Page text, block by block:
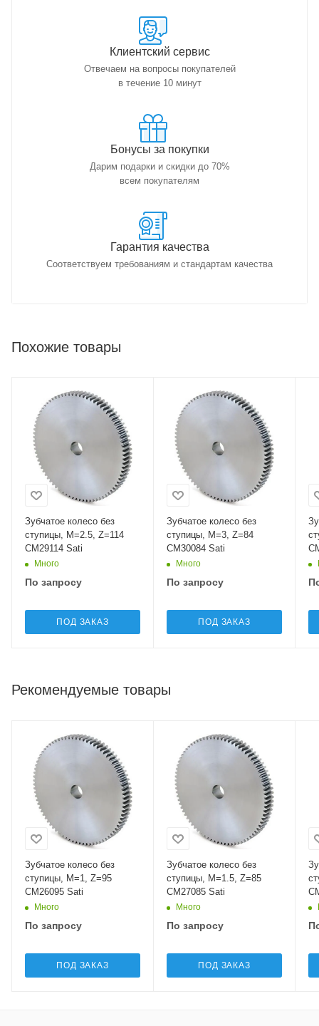
Клиентский сервис
Отвечаем на вопросы покупателей
в течение 10 минут
Бонусы за покупки
Дарим подарки и скидки до 70%
всем покупателям
Гарантия качества
Соответствуем требованиям и стандартам качества
Похожие товары
Зубчатое колесо без
ступицы, M=2.5, Z=114
CM29114 Sati
Много
По запросу
ПОД ЗАКАЗ
Зубчатое колесо без
ступицы, M=3, Z=84
CM30084 Sati
Много
По запросу
ПОД ЗАКАЗ
Рекомендуемые товары
Зубчатое колесо без
ступицы, M=1, Z=95
CM26095 Sati
Много
По запросу
ПОД ЗАКАЗ
Зубчатое колесо без
ступицы, M=1.5, Z=85
CM27085 Sati
Много
По запросу
ПОД ЗАКАЗ